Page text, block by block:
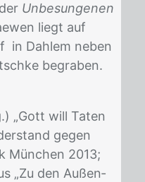
Unbesungenen
liegt auf
in Dah­lem ne­ben
be­gra­ben.
„Gott will Ta­ten
ge­gen
Mün­chen 2013;
„Zu den Au­ßen­